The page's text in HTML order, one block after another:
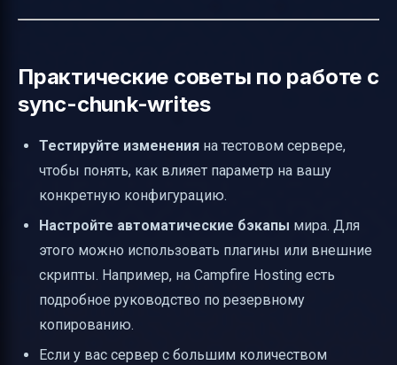
Практические советы по работе с
sync-chunk-writes
Тестируйте изменения на тестовом сервере,
чтобы понять, как влияет параметр на вашу
конкретную конфигурацию.
Настройте автоматические бэкапы мира. Для
этого можно использовать плагины или внешние
скрипты. Например, на Campfire Hosting есть
подробное руководство по резервному
копированию.
Если у вас сервер с большим количеством